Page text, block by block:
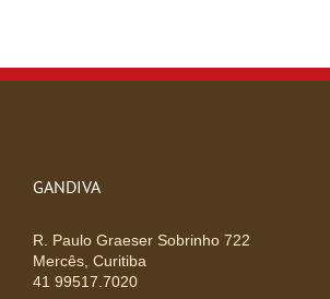
GANDIVA
R. Paulo Graeser Sobrinho 722
Mercês, Curitiba
41 99517.7020